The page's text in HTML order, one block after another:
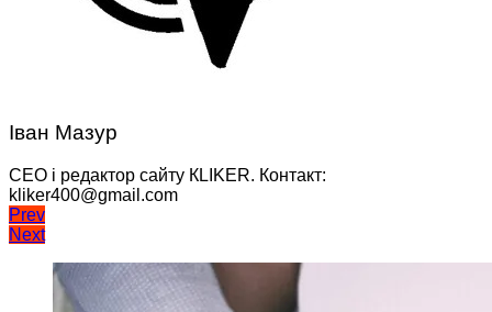
Іван Мазур
CEO і редактор сайту КLIKER. Контакт:
kliker400@gmail.com
Навігація
записів
Prev
Next